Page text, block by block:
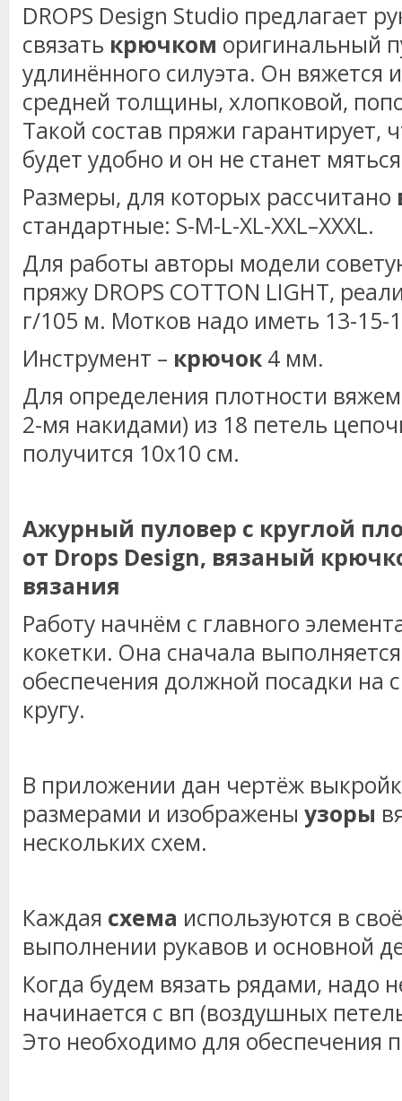
DROPS Design Studio предлагает
связать крючком оригинальный
удлинённого силуэта. Он вяжется
средней толщины, хлопковой,
Такой состав пряжи гарантирует,
будет удобно и он не станет
Размеры, для которых рассчитано
стандартные: S-M-L-XL-XXL–XXXL.
Для работы авторы модели
пряжу DROPS COTTON LIGHT,
г/105 м. Мотков надо иметь 13-15-
Инструмент – крючок 4 мм.
Для определения плотности
2-мя накидами) из 18 петель
получится 10х10 см.
Ажурный пуловер с круглой
от Drops Design, вязаный
вязания
Работу начнём с главного
кокетки. Она сначала
обеспечения должной посадки на
кругу.
В приложении дан чертёж
размерами и изображены узоры
нескольких схем.
Каждая схема используются в
выполнении рукавов и основной
Когда будем вязать рядами, надо
начинается с вп (воздушных
Это необходимо для обеспечения